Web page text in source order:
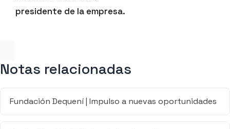
presidente de la empresa.
Notas relacionadas
Fundación Dequení | Impulso a nuevas oportunidades